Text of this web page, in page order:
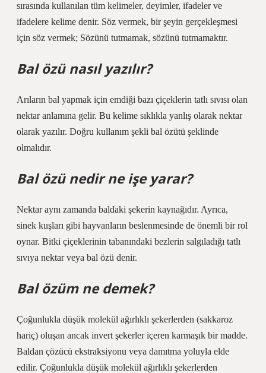
sırasında kullanılan tüm kelimeler, deyimler, ifadeler ve
ifadelere kelime denir. Söz vermek, bir şeyin gerçekleşmesi
için söz vermek; Sözünü tutmamak, sözünü tutmamaktır.
Bal özü nasıl yazılır?
Arıların bal yapmak için emdiği bazı çiçeklerin tatlı sıvısı olan
nektar anlamına gelir. Bu kelime sıklıkla yanlış olarak nektar
olarak yazılır. Doğru kullanım şekli bal özütü şeklinde
olmalıdır.
Bal özü nedir ne işe yarar?
Nektar aynı zamanda baldaki şekerin kaynağıdır. Ayrıca,
sinek kuşları gibi hayvanların beslenmesinde de önemli bir rol
oynar. Bitki çiçeklerinin tabanındaki bezlerin salgıladığı tatlı
sıvıya nektar veya bal özü denir.
Bal özüm ne demek?
Çoğunlukla düşük molekül ağırlıklı şekerlerden (sakkaroz
hariç) oluşan ancak invert şekerler içeren karmaşık bir madde.
Baldan çözücü ekstraksiyonu veya damıtma yoluyla elde
edilir. Çoğunlukla düşük molekül ağırlıklı şekerlerden